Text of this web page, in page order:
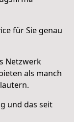
für Sie genau
Netzwerk
als manch
und das seit